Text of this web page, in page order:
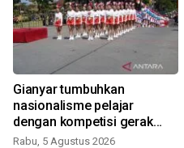
Gianyar tumbuhkan
nasionalisme pelajar
dengan kompetisi gerak
jalan
Rabu, 5 Agustus 2026